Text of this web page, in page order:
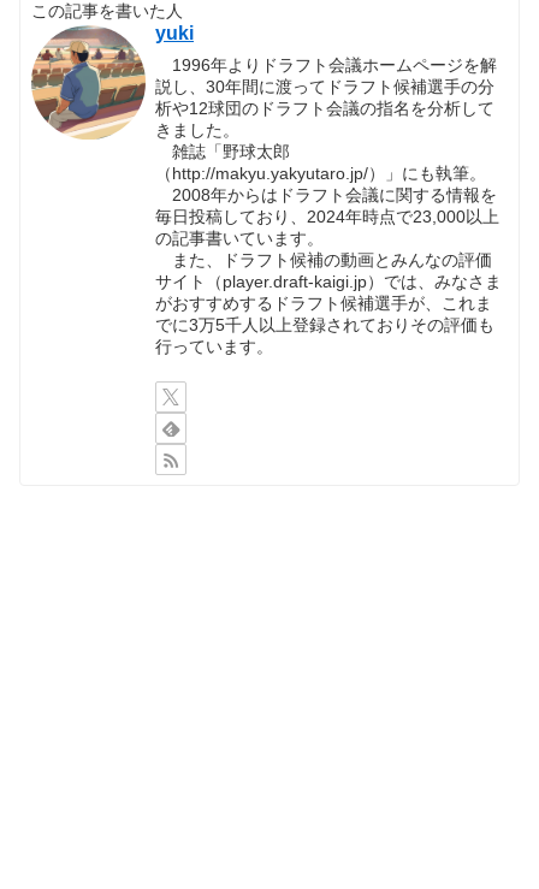
この記事を書いた人
yuki
1996年よりドラフト会議ホームページを解
説し、30年間に渡ってドラフト候補選手の分
析や12球団のドラフト会議の指名を分析して
きました。
雑誌「野球太郎
（http://makyu.yakyutaro.jp/）」にも執筆。
2008年からはドラフト会議に関する情報を
毎日投稿しており、2024年時点で23,000以上
の記事書いています。
また、ドラフト候補の動画とみんなの評価
サイト（player.draft-kaigi.jp）では、みなさま
がおすすめするドラフト候補選手が、これま
でに3万5千人以上登録されておりその評価も
行っています。